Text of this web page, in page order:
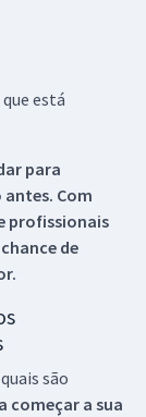
está
para
Com
profissionais
de
são
começar a sua